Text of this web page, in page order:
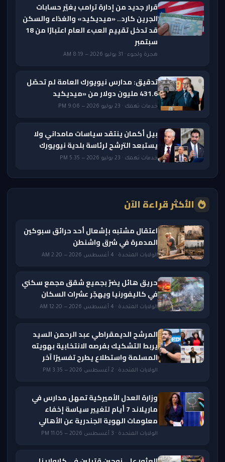
قرار جديد من إدارة ترامب يغيّر حسابات
الجرين كارد.. «ميديكيد» والغذاء والسكن
قد تدخل تقييم العبء العام اعتبارًا من 18
سبتمبر
هجرة ولجوء · 31 يوليو 2026 — 8:19 AM
تدقيق: مدارس نيويورك العامة لم تحصّل
431.6 مليون دولار من «ميديكيد
خدمات تهمك · 23 يوليو 2026 — 9:06 PM
بيل أكمان ينتقد سياسات مامداني ولا
يستبعد الترشح لرئاسة بلدية نيويورك
خدمات تهمك · 23 يوليو 2026 — 5:35 PM
الأكثر قراءة الآن
اعتقال مشتبه بإشعال أحد حرائق سبوكين
المدمرة في شرق واشنطن
الولايات المتحدة · 4 أغسطس 2026 — 2:20 AM
حريق هائل يضرّ بجميع شقق مجمع سكني
في كاليفورنيا ويهجّر عشرات السكان
الولايات المتحدة · 4 أغسطس 2026 — 12:20 AM
المرشح الديمقراطي عبد الرحمن السيد
يربط التشكيك بفرصه الانتخابية بهويته
المسلمة واستطلاع يطرح تفسيرًا آخر
الولايات المتحدة · 2 أغسطس 2026 — 3:35 PM
وزارة العدل الأميركية تمهل مدارس في
ماريلاند 7 أيام لتغيير سياسة إخفاء
معلومات الهوية الجندرية عن الأهالي
الولايات المتحدة · 3 أغسطس 2026 — 11:05 PM